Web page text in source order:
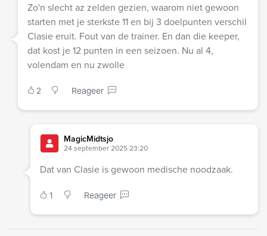
Zo'n slecht az zelden gezien, waarom niet gewoon
starten met je sterkste 11 en bij 3 doelpunten verschil
Clasie eruit. Fout van de trainer. En dan die keeper,
dat kost je 12 punten in een seizoen. Nu al 4,
volendam en nu zwolle
2 Reageer
MagicMidtsjo
24 september 2025 23:20
Dat van Clasie is gewoon medische noodzaak.
1 Reageer